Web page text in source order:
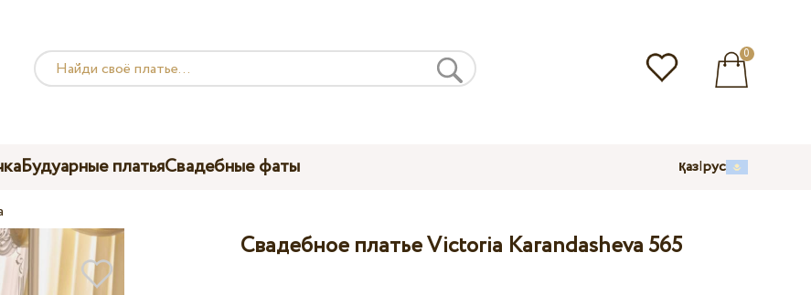
0
Будуарные платьяСвадебные фаты қаз|рус
Свадебное платье Victoria Karandasheva 565